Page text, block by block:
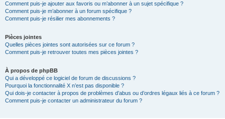
Comment puis-je ajouter aux favoris ou m’abonner à un sujet spécifique ?
Comment puis-je m’abonner à un forum spécifique ?
Comment puis-je résilier mes abonnements ?
Pièces jointes
Quelles pièces jointes sont autorisées sur ce forum ?
Comment puis-je retrouver toutes mes pièces jointes ?
À propos de phpBB
Qui a développé ce logiciel de forum de discussions ?
Pourquoi la fonctionnalité X n’est pas disponible ?
Qui dois-je contacter à propos de problèmes d’abus ou d’ordres légaux liés à ce forum ?
Comment puis-je contacter un administrateur du forum ?